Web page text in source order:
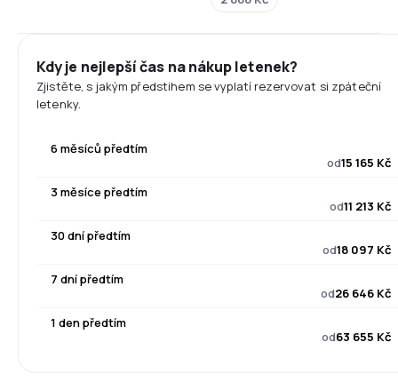
Kdy je nejlepší čas na nákup letenek?
Zjistěte, s jakým předstihem se vyplatí rezervovat si zpáteční
letenky.
6 měsíců předtím
od15 165 Kč
3 měsíce předtím
od11 213 Kč
30 dní předtím
od18 097 Kč
7 dní předtím
od26 646 Kč
1 den předtím
od63 655 Kč